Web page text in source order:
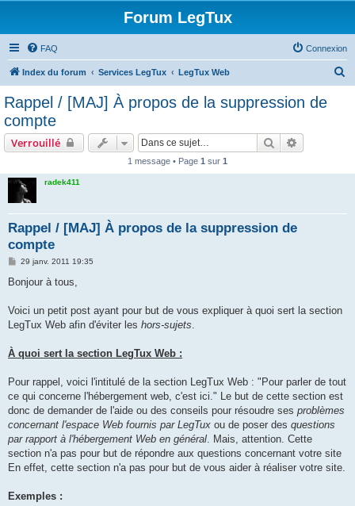
Forum LegTux
FAQ Connexion
Index du forum Services LegTux LegTux Web
Rappel / [MAJ] À propos de la suppression de
compte
Verrouillé Rechercher
1 message • Page 1 sur 1
radek411
Rappel / [MAJ] À propos de la suppression de
compte
M
s
g
29 janv. 2011 19:35
Bonjour à tous,
Voici un petit post ayant pour but de vous expliquer à quoi sert la section
LegTux Web afin d'éviter les hors-sujets.
À quoi sert la section LegTux Web :
Pour rappel, voici l'intitulé de la section LegTux Web : "Pour parler de tout
ce qui concerne l'hébergement web, c'est ici." Le but de cette section est
donc de demander de l'aide ou des conseils pour résoudre ses problèmes
concernant l'espace Web fournis par LegTux ou de poser des questions
par rapport à l'hébergement Web en général. Mais, attention. Cette
section n'a pas pour but de répondre aux questions concernant votre site
En effet, cette section n'a pas pour but de vous aider à réaliser votre site.
Exemples :